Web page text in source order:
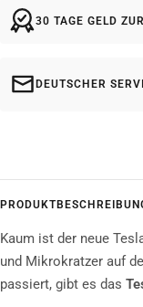
30 TAGE GELD
DEUTSCHER
Kaum ist der neue
und Mikrokratzer auf
passiert, gibt es das